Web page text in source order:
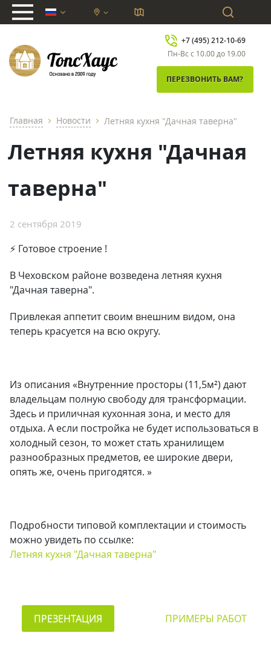
chevron_down
+7 (495) 212-10-69
Пн-Вс с 10.00 до 19.00
ПЕРЕЗВОНИТЬ ВАМ?
Главная chevron_right Новости chevron_right Летняя кухня "Дачная таверна"
Летняя кухня "Дачная
таверна"
2 сентября 2019
⚡ Готовое строение !
В Чеховском районе возведена летняя кухня
"Дачная таверна".
Привлекая аппетит своим внешним видом, она
теперь красуется на всю округу.
Из описания «Внутренние просторы (11,5м²) дают
владельцам полную свободу для трансформации.
Здесь и приличная кухонная зона, и место для
отдыха. А если постройка не будет использоваться в
холодный сезон, то может стать хранилищем
разнообразных предметов, ее широкие двери,
опять же, очень пригодятся. »
Подробности типовой комплектации и стоимость
можно увидеть по ссылке:
Летняя кухня "Дачная таверна"
ПРЕЗЕНТАЦИЯ ПРИМЕРЫ РАБОТ